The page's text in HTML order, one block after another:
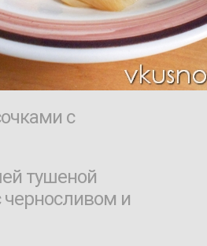
с
тушеной
черносливом и